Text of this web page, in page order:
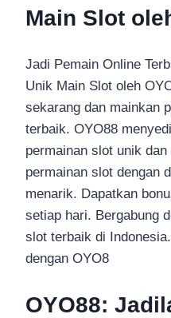
Main Slot
Jadi Pemain Online
Unik Main Slot oleh
sekarang dan mainkan
terbaik. OYO88
permainan slot unik
permainan slot dengan
menarik. Dapatkan
setiap hari. Bergabung
slot terbaik di
dengan OYO8
OYO88: